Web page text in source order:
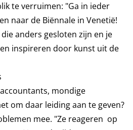
te verruimen: "Ga in ieder
naar de Biënnale in Venetië!
anders gesloten zijn en je
inspireren door kunst uit de
mondige
om daar leiding aan te geven?
mee. "Ze reageren op